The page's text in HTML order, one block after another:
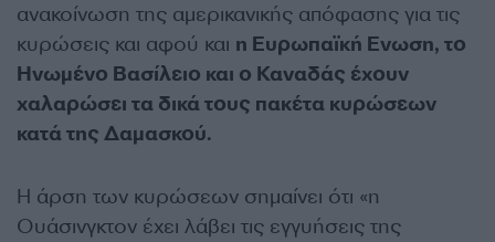
ανακοίνωση της αμερικανικής απόφασης για τις
κυρώσεις και αφού και η Ευρωπαϊκή Ενωση, το
Ηνωμένο Βασίλειο και ο Καναδάς έχουν
χαλαρώσει τα δικά τους πακέτα κυρώσεων
κατά της Δαμασκού.
Η άρση των κυρώσεων σημαίνει ότι «η
Ουάσινγκτον έχει λάβει τις εγγυήσεις της